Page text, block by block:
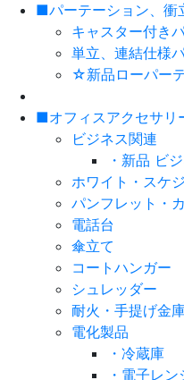
■パーテーション、衝
キャスター付き
単立、連結仕様
☆新品ローパー
■オフィスアクセサリ
ビジネス関連
・新品 ビ
ホワイト・スケ
パンフレット・
電話台
傘立て
コートハンガー
シュレッダー
耐火・手提げ金
電化製品
・冷蔵庫
・電子レン